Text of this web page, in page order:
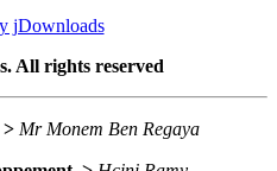
jDownloads
All rights reserved
> Mr Monem Ben Regaya